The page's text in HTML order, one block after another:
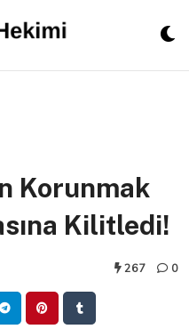
Korunmak
Kilitledi!
267 0